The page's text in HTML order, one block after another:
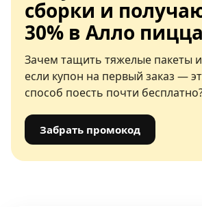
сборки и
30% в Алло пицца
Зачем тащить тяжелые пакеты
если купон на первый заказ —
способ поесть почти
Забрать промокод